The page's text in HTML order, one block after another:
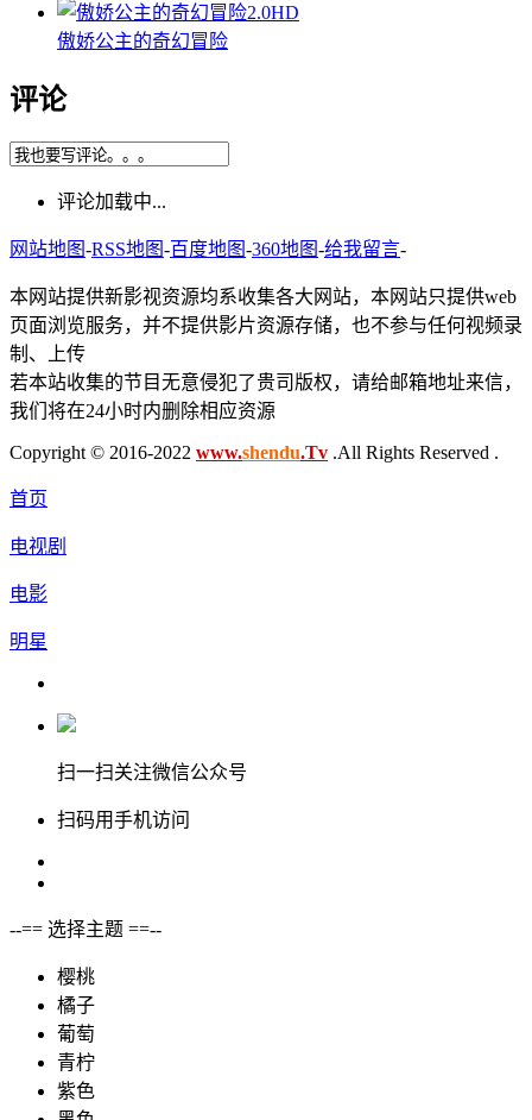
2.0HD
傲娇公主的奇幻冒险
评论
评论加载中...
网站地图-RSS地图-百度地图-360地图-给我留言-
本网站提供新影视资源均系收集各大网站，本网站只提供web
页面浏览服务，并不提供影片资源存储，也不参与任何视频录
制、上传
若本站收集的节目无意侵犯了贵司版权，请给邮箱地址来信，
我们将在24小时内删除相应资源
Copyright © 2016-2022 www.shendu.Tv .All Rights Reserved .
首页
电视剧
电影
明星
扫一扫关注微信公众号
扫码用手机访问
--== 选择主题 ==--
樱桃
橘子
葡萄
青柠
紫色